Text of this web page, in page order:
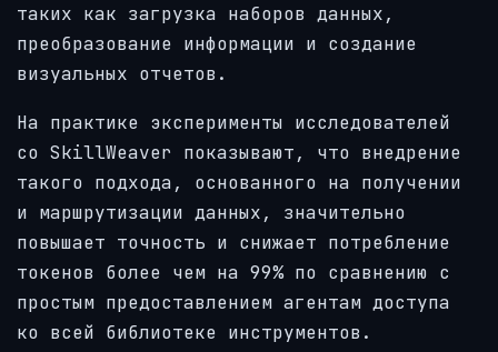
таких как загрузка наборов данных,
преобразование информации и создание
визуальных отчетов.
На практике эксперименты исследователей
со SkillWeaver показывают, что внедрение
такого подхода, основанного на получении
и маршрутизации данных, значительно
повышает точность и снижает потребление
токенов более чем на 99% по сравнению с
простым предоставлением агентам доступа
ко всей библиотеке инструментов.